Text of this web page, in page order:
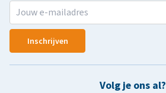
Inschrijven
Volg je ons al?